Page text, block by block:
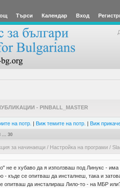
Търси Календар Вход
- PINBALL_MASTER
на потр. | Виж темите на потр. | Виж
30
за начинаещи/ Настройка на програми/
не е хубаво да я използваш под Линукс -
- къде се опитваш да инсталнеш, така и
опитваш да инсталираш Лило-то - на МБР